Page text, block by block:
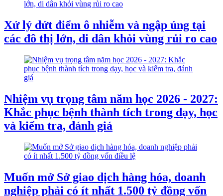
Xử lý dứt điểm ô nhiễm và ngập úng tại
các đô thị lớn, di dân khỏi vùng rủi ro cao
Nhiệm vụ trọng tâm năm học 2026 - 2027:
Khắc phục bệnh thành tích trong dạy, học
và kiểm tra, đánh giá
Muốn mở Sở giao dịch hàng hóa, doanh
nghiệp phải có ít nhất 1.500 tỷ đồng vốn